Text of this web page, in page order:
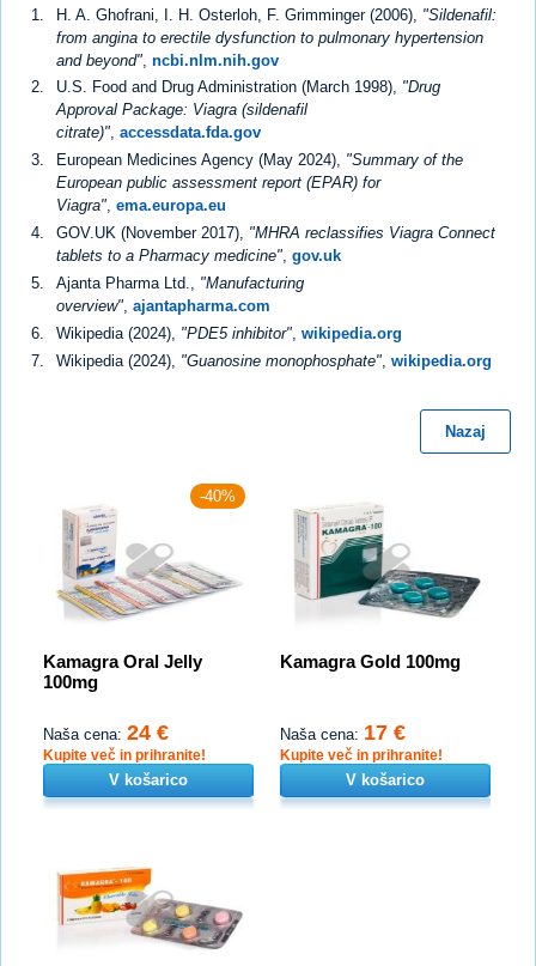
H. A. Ghofrani, I. H. Osterloh, F. Grimminger (2006), "Sildenafil:
from angina to erectile dysfunction to pulmonary hypertension
and beyond" ncbi.nlm.nih.gov
U.S. Food and Drug Administration (March 1998), "Drug
Approval Package: Viagra (sildenafil
citrate)", accessdata.fda.gov
European Medicines Agency (May 2024), "Summary of the
European public assessment report (EPAR) for
Viagra", ema.europa.eu
GOV.UK (November 2017), "MHRA reclassifies Viagra Connect
tablets to a Pharmacy medicine", gov.uk
Ajanta Pharma Ltd., "Manufacturing
overview", ajantapharma.com
Wikipedia (2024), "PDE5 inhibitor" wikipedia.org
Wikipedia (2024), "Guanosine monophosphate" wikipedia.org
Nazaj
-40%
Kamagra Oral Jelly
100mg
Naša cena: 24 €
Kupite več in prihranite!
V košarico
Kamagra Gold 100mg
Naša cena: 17 €
Kupite več in prihranite!
V košarico